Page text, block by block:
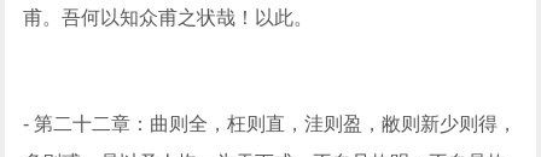
甫。吾何以知众甫之状哉！以此。
- 第二十二章：曲则全，枉则直，洼则盈，敝则新少则得，